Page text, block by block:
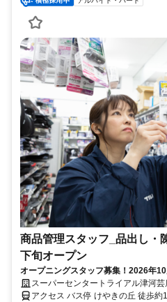
商品管理スタッフ_品出し・
下旬オープン
オープニングスタッフ募集！2026年
麗！短時間◎未経験OK！
スーパーセンタートライアル津河芸
アクセス バス停 けやきの丘 徒歩約